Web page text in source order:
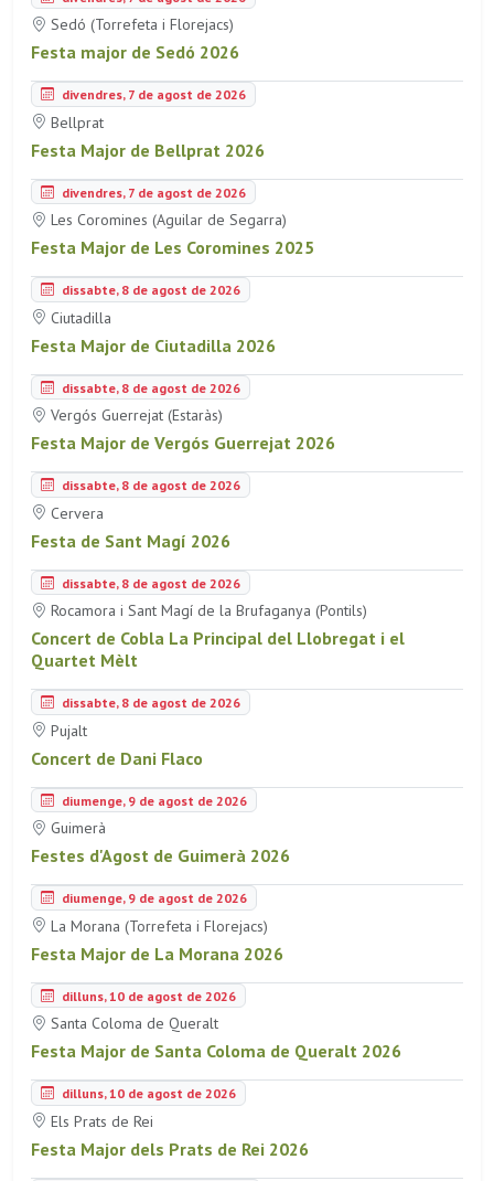
Sedó (Torrefeta i Florejacs)
Festa major de Sedó 2026
divendres, 7 de agost de 2026
Bellprat
Festa Major de Bellprat 2026
divendres, 7 de agost de 2026
Les Coromines (Aguilar de Segarra)
Festa Major de Les Coromines 2025
dissabte, 8 de agost de 2026
Ciutadilla
Festa Major de Ciutadilla 2026
dissabte, 8 de agost de 2026
Vergós Guerrejat (Estaràs)
Festa Major de Vergós Guerrejat 2026
dissabte, 8 de agost de 2026
Cervera
Festa de Sant Magí 2026
dissabte, 8 de agost de 2026
Rocamora i Sant Magí de la Brufaganya (Pontils)
Concert de Cobla La Principal del Llobregat i el
Quartet Mèlt
dissabte, 8 de agost de 2026
Pujalt
Concert de Dani Flaco
diumenge, 9 de agost de 2026
Guimerà
Festes d'Agost de Guimerà 2026
diumenge, 9 de agost de 2026
La Morana (Torrefeta i Florejacs)
Festa Major de La Morana 2026
dilluns, 10 de agost de 2026
Santa Coloma de Queralt
Festa Major de Santa Coloma de Queralt 2026
dilluns, 10 de agost de 2026
Els Prats de Rei
Festa Major dels Prats de Rei 2026